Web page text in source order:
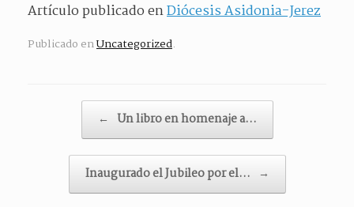
Artículo publicado enDiócesis Asidonia-Jerez
Publicado enUncategorized.
← Un libro en homenaje a…
Inaugurado el Jubileo por el… →